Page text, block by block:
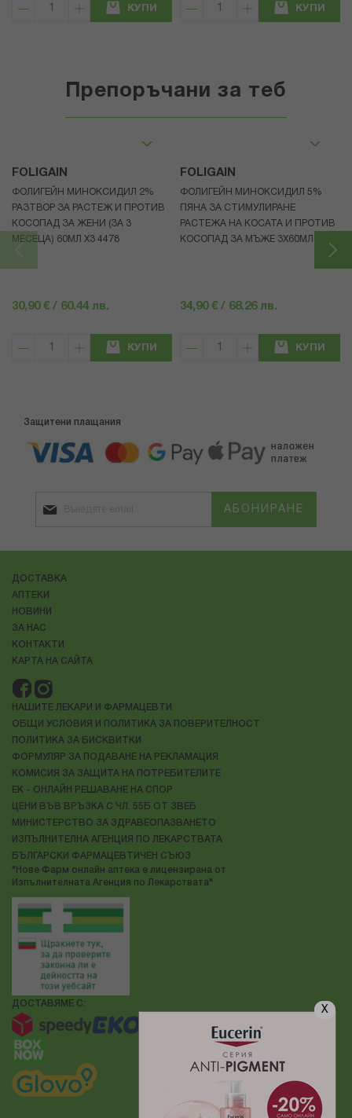
X
КУПИ КУПИ
Препоръчани за теб
FOLIGAIN
ФОЛИГЕЙН МИНОКСИДИЛ 2%
РАЗТВОР ЗА РАСТЕЖ И ПРОТИВ
КОСОПАД ЗА ЖЕНИ (ЗА 3
МЕСЕЦА) 60МЛ X3 4478
30,90 € / 60.44 лв.
КУПИ
FOLIGAIN
ФОЛИГЕЙН МИНОКСИДИЛ 5%
ПЯНА ЗА СТИМУЛИРАНЕ
РАСТЕЖА НА КОСАТА И ПРОТИВ
КОСОПАД ЗА МЪЖЕ 3X60МЛ 4472
34,90 € / 68.26 лв.
КУПИ
Защитени плащания
АБОНИРАНЕ
ДОСТАВКА
АПТЕКИ
НОВИНИ
ЗА НАС
КОНТАКТИ
КАРТА НА САЙТА
НАШИТЕ ЛЕКАРИ И ФАРМАЦЕВТИ
ОБЩИ УСЛОВИЯ И ПОЛИТИКА ЗА ПОВЕРИТЕЛНОСТ
ПОЛИТИКА ЗА БИСКВИТКИ
ФОРМУЛЯР ЗА ПОДАВАНЕ НА РЕКЛАМАЦИЯ
КОМИСИЯ ЗА ЗАЩИТА НА ПОТРЕБИТЕЛИТЕ
ЕК - ОНЛАЙН РЕШАВАНЕ НА СПОР
ЦЕНИ ВЪВ ВРЪЗКА С ЧЛ. 55Б ОТ ЗВЕБ
МИНИСТЕРСТВО ЗА ЗДРАВЕОПАЗВАНЕТО
ИЗПЪЛНИТЕЛНА АГЕНЦИЯ ПО ЛЕКАРСТВАТА
БЪЛГАРСКИ ФАРМАЦЕВТИЧЕН СЪЮЗ
"Нове Фарм онлайн аптека е лицензирана от
Изпълнителната Агенция по Лекарствата"
ДОСТАВЯМЕ С: